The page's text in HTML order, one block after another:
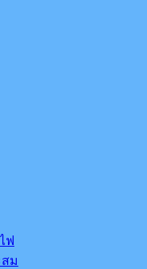
ฟ
ม